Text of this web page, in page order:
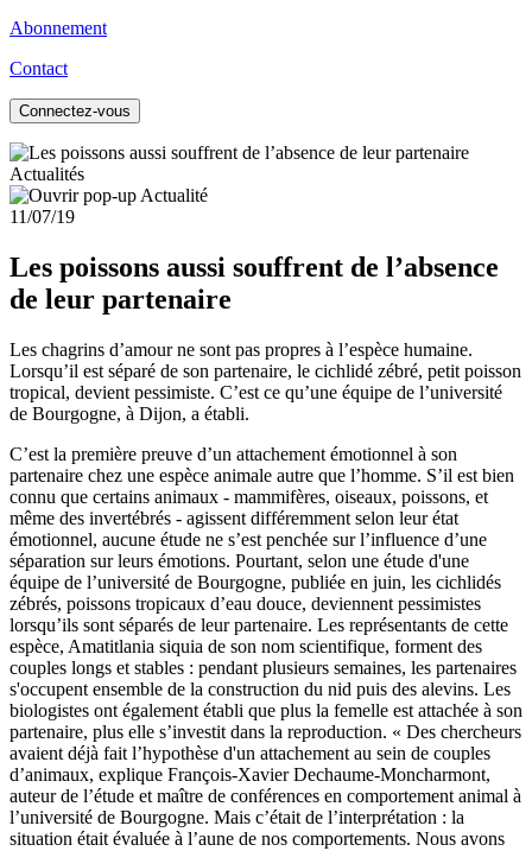
Abonnement
Contact
Connectez-vous
Actualités
11/07/19
Les poissons aussi souffrent de l’absence
de leur partenaire
Les chagrins d’amour ne sont pas propres à l’espèce humaine.
Lorsqu’il est séparé de son partenaire, le cichlidé zébré, petit poisson
tropical, devient pessimiste. C’est ce qu’une équipe de l’université
de Bourgogne, à Dijon, a établi.
C’est la première preuve d’un attachement émotionnel à son
partenaire chez une espèce animale autre que l’homme. S’il est bien
connu que certains animaux - mammifères, oiseaux, poissons, et
même des invertébrés - agissent différemment selon leur état
émotionnel, aucune étude ne s’est penchée sur l’influence d’une
séparation sur leurs émotions. Pourtant, selon une étude d'une
équipe de l’université de Bourgogne, publiée en juin, les cichlidés
zébrés, poissons tropicaux d’eau douce, deviennent pessimistes
lorsqu’ils sont séparés de leur partenaire. Les représentants de cette
espèce, Amatitlania siquia de son nom scientifique, forment des
couples longs et stables : pendant plusieurs semaines, les partenaires
s'occupent ensemble de la construction du nid puis des alevins. Les
biologistes ont également établi que plus la femelle est attachée à son
partenaire, plus elle s’investit dans la reproduction. « Des chercheurs
avaient déjà fait l’hypothèse d'un attachement au sein de couples
d’animaux, explique François-Xavier Dechaume-Moncharmont,
auteur de l’étude et maître de conférences en comportement animal à
l’université de Bourgogne. Mais c’était de l’interprétation : la
situation était évaluée à l’aune de nos comportements. Nous avons